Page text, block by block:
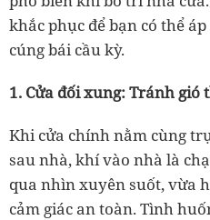
khắc phục để bạn có thể
cúng bái cầu kỳ.
1. Cửa đối xung: Tránh
Khi cửa chính nằm cùng
sau nhà, khí vào nhà là
qua nhìn xuyên suốt, vừa
cảm giác an toàn. Tình